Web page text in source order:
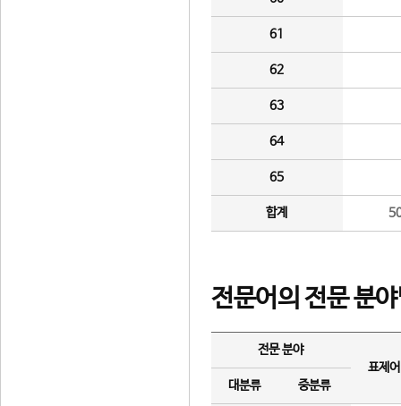
61
62
63
64
65
합계
전문어의 전문 분
전문 분야
표제
대분류
중분류